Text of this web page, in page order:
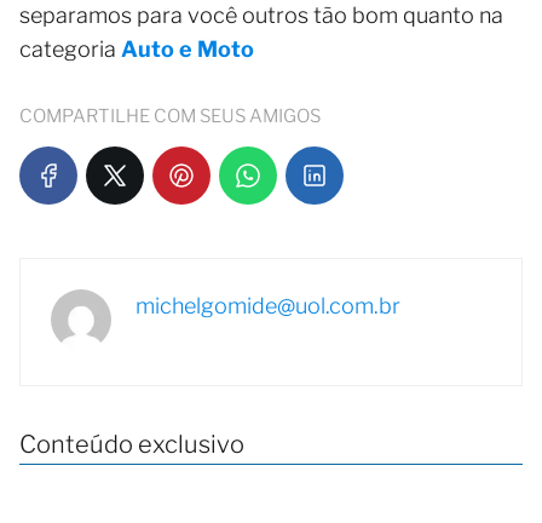
separamos para você outros tão bom quanto na
categoria Auto e Moto
COMPARTILHE COM SEUS AMIGOS
michelgomide@uol.com.br
Conteúdo exclusivo